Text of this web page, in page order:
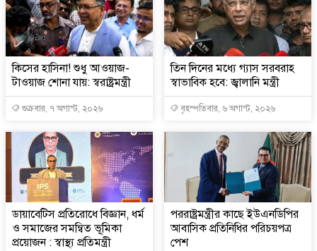
কিসের হাসিনা! শুধু আওয়াজ-
টাওয়াজ শোনা যায়: স্বরাষ্ট্রমন্ত্রী
শুক্রবার, ৭ অগাস্ট, ২০২৬
তিন দিনের মধ্যে গ্যাস সরবরাহ
স্বাভাবিক হবে: জ্বালানি মন্ত্রী
বৃহস্পতিবার, ৬ অগাস্ট, ২০২৬
ডায়াবেটিস প্রতিরোধে বিজ্ঞান, ধর্ম
ও সমাজের সমন্বিত ভূমিকা
প্রয়োজন : স্বাস্থ্য প্রতিমন্ত্রী
পররাষ্ট্রমন্ত্রীর কা‌ছে ইউএনডিপির
আবাসিক প্রতিনিধির পরিচয়পত্র
পেশ